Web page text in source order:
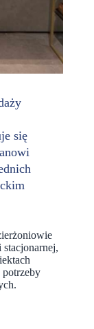
się
potrzeby